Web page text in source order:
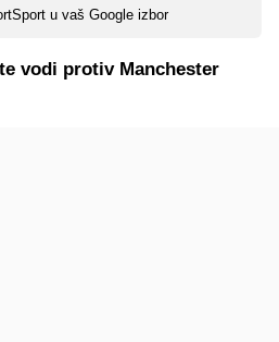
u vaš Google izbor
vodi protiv Manchester